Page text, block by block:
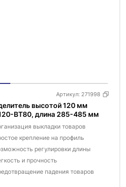
Артикул: 271998
высотой 120 мм
BT80, длина 285-485 мм
выкладки товаров
крепление на профиль
регулировки длины
и прочность
падения товаров